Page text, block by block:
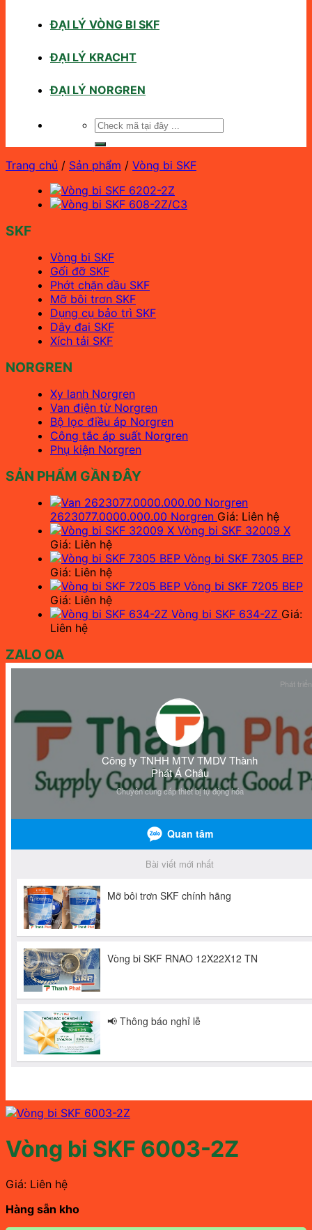
ĐẠI LÝ VÒNG BI SKF
ĐẠI LÝ KRACHT
ĐẠI LÝ NORGREN
Tìm
Trang chủ / Sản phẩm / Vòng bi SKF
SKF
Vòng bi SKF
Gối đỡ SKF
Phớt chặn dầu SKF
Mỡ bôi trơn SKF
Dụng cụ bảo trì SKF
Dây đai SKF
Xích tải SKF
NORGREN
Xy lanh Norgren
Van điện từ Norgren
Bộ lọc điều áp Norgren
Công tắc áp suất Norgren
Phụ kiện Norgren
SẢN PHẨM GẦN ĐÂY
2623077.0000.000.00 Norgren Giá: Liên hệ
Vòng bi SKF 32009 X
Giá: Liên hệ
Vòng bi SKF 7305 BEP
Giá: Liên hệ
Vòng bi SKF 7205 BEP
Giá: Liên hệ
Vòng bi SKF 634-2Z Giá:
Liên hệ
ZALO OA
Vòng bi SKF 6003-2Z
Giá: Liên hệ
Hàng sẵn kho